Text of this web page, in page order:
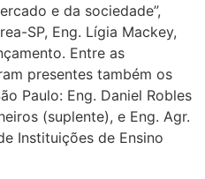
e da sociedade”,
SP, Eng. Lígia Mackey,
Entre as
presentes também os
Paulo: Eng. Daniel Robles
(suplente), e Eng. Agr.
Instituições de Ensino